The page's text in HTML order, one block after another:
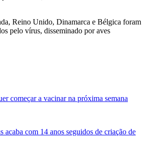
Reino Unido, Dinamarca e Bélgica foram
pelo vírus, disseminado por aves
começar a vacinar na próxima semana
acaba com 14 anos seguidos de criação de